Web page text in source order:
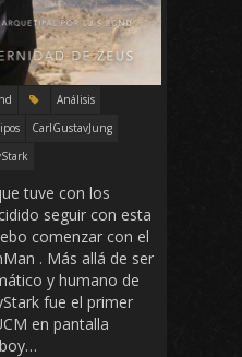
Análisis
CarlGustavJung
tuve con los
seguir con esta
comenzar con el
. Más allá de ser
y humano de
fue el primer
en pantalla